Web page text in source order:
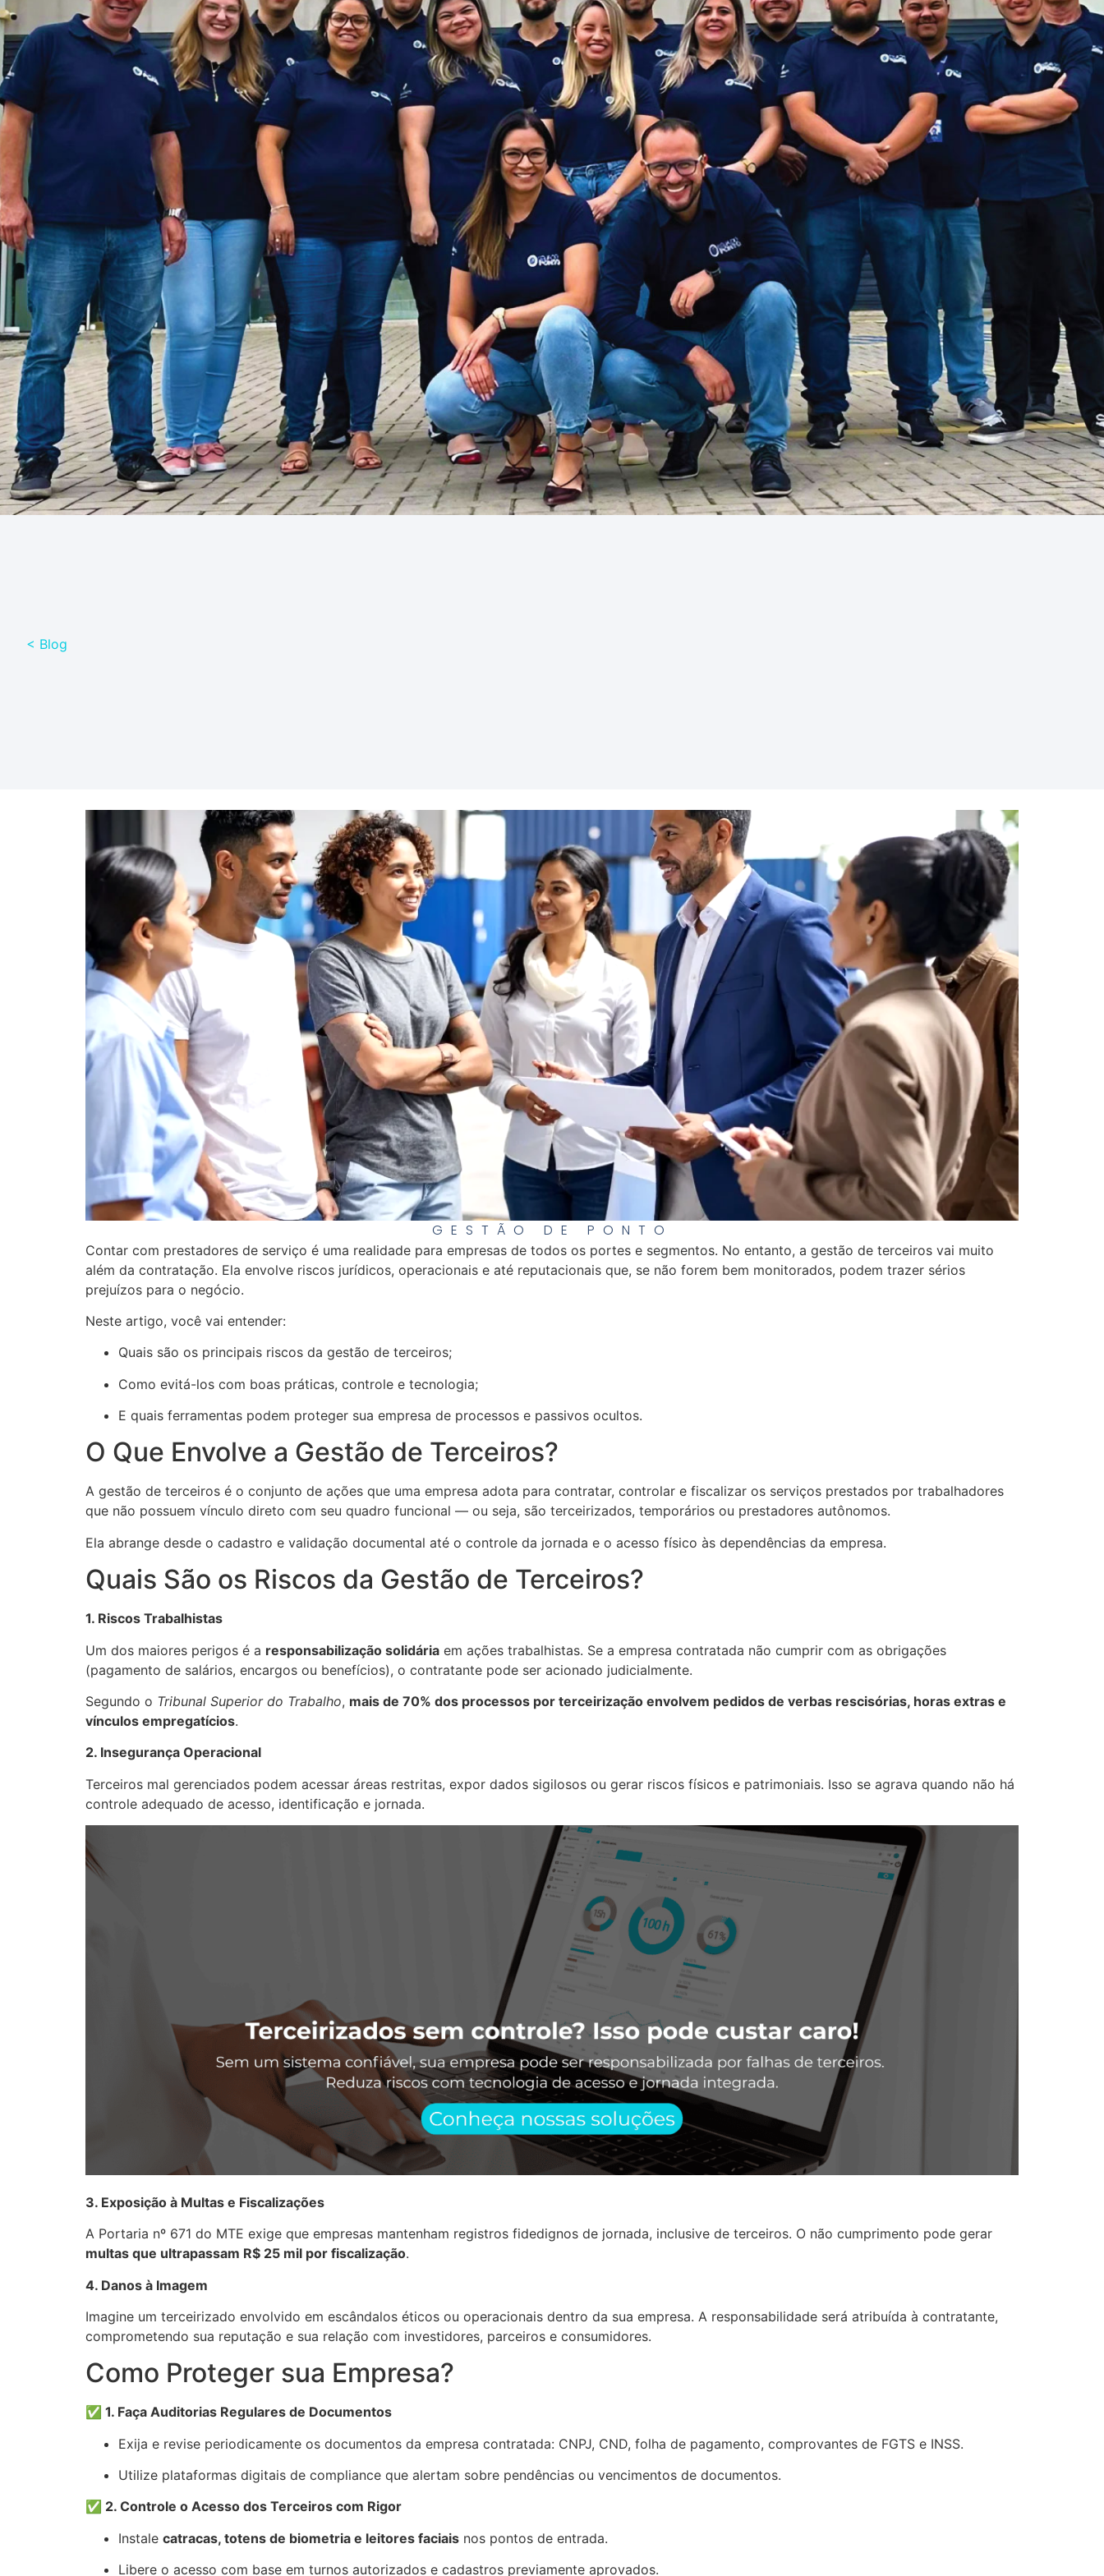
< Blog
GESTÃO DE PONTO
Contar com prestadores de serviço é uma realidade para empresas de todos os portes e segmentos. No entanto, a gestão de terceiros vai muito
além da contratação. Ela envolve riscos jurídicos, operacionais e até reputacionais que, se não forem bem monitorados, podem trazer sérios
prejuízos para o negócio.
Neste artigo, você vai entender:
Quais são os principais riscos da gestão de terceiros;
Como evitá-los com boas práticas, controle e tecnologia;
E quais ferramentas podem proteger sua empresa de processos e passivos ocultos.
O Que Envolve a Gestão de Terceiros?
A gestão de terceiros é o conjunto de ações que uma empresa adota para contratar, controlar e fiscalizar os serviços prestados por trabalhadores
que não possuem vínculo direto com seu quadro funcional — ou seja, são terceirizados, temporários ou prestadores autônomos.
Ela abrange desde o cadastro e validação documental até o controle da jornada e o acesso físico às dependências da empresa.
Quais São os Riscos da Gestão de Terceiros?
1. Riscos Trabalhistas
Um dos maiores perigos é a responsabilização solidáriaem ações trabalhistas. Se a empresa contratada não cumprir com as obrigações
(pagamento de salários, encargos ou benefícios), o contratante pode ser acionado judicialmente.
Segundo o Tribunal Superior do Trabalho, mais de 70% dos processos por terceirização envolvem pedidos de verbas rescisórias, horas extras e
vínculos empregatícios.
2. Insegurança Operacional
Terceiros mal gerenciados podem acessar áreas restritas, expor dados sigilosos ou gerar riscos físicos e patrimoniais. Isso se agrava quando não há
controle adequado de acesso, identificação e jornada.
3. Exposição à Multas e Fiscalizações
A Portaria nº 671 do MTE exige que empresas mantenham registros fidedignos de jornada, inclusive de terceiros. O não cumprimento pode gerar
multas que ultrapassam R$ 25 mil por fiscalização.
4. Danos à Imagem
Imagine um terceirizado envolvido em escândalos éticos ou operacionais dentro da sua empresa. A responsabilidade será atribuída à contratante,
comprometendo sua reputação e sua relação com investidores, parceiros e consumidores.
Como Proteger sua Empresa?
✅ 1. Faça Auditorias Regulares de Documentos
Exija e revise periodicamente os documentos da empresa contratada: CNPJ, CND, folha de pagamento, comprovantes de FGTS e INSS.
Utilize plataformas digitais de compliance que alertam sobre pendências ou vencimentos de documentos.
✅ 2. Controle o Acesso dos Terceiros com Rigor
Instale catracas, totens de biometria e leitores faciaisnos pontos de entrada.
Libere o acesso com base em turnos autorizados e cadastros previamente aprovados.